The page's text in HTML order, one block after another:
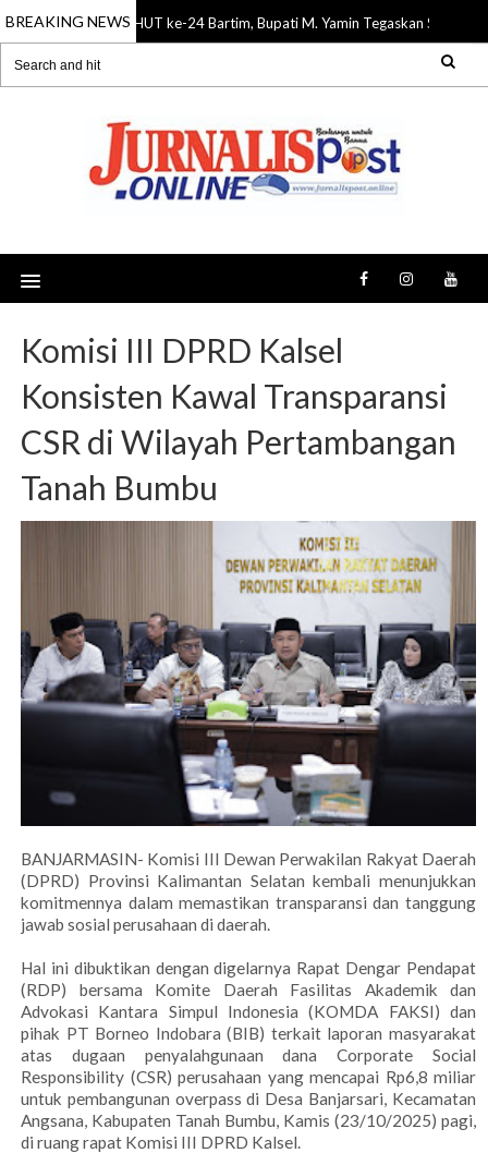
BREAKING NEWS
08 Aug 2026 HUT ke-24 Bartim, Bupati M. Yamin Tegaskan Sinergi
Komisi III DPRD Kalsel
Konsisten Kawal Transparansi
CSR di Wilayah Pertambangan
Tanah Bumbu
BANJARMASIN- Komisi III Dewan Perwakilan Rakyat Daerah
(DPRD) Provinsi Kalimantan Selatan kembali menunjukkan
komitmennya dalam memastikan transparansi dan tanggung
jawab sosial perusahaan di daerah.
Hal ini dibuktikan dengan digelarnya Rapat Dengar Pendapat
(RDP) bersama Komite Daerah Fasilitas Akademik dan
Advokasi Kantara Simpul Indonesia (KOMDA FAKSI) dan
pihak PT Borneo Indobara (BIB) terkait laporan masyarakat
atas dugaan penyalahgunaan dana Corporate Social
Responsibility (CSR) perusahaan yang mencapai Rp6,8 miliar
untuk pembangunan overpass di Desa Banjarsari, Kecamatan
Angsana, Kabupaten Tanah Bumbu, Kamis (23/10/2025) pagi,
di ruang rapat Komisi III DPRD Kalsel.